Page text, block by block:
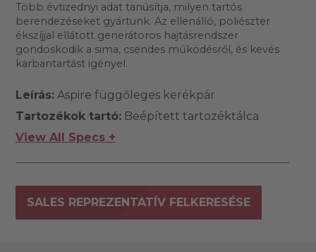
Több évtizednyi adat tanúsítja, milyen tartós
berendezéseket gyártunk. Az ellenálló, poliészter
ékszíjjal ellátott generátoros hajtásrendszer
gondoskodik a sima, csendes működésről, és kevés
karbantartást igényel.
Leírás:Aspire függőleges kerékpár
Tartozékok tartó:Beépített tartozéktálca
View All Specs +
SALES REPREZENTATÍV FELKERESÉSE